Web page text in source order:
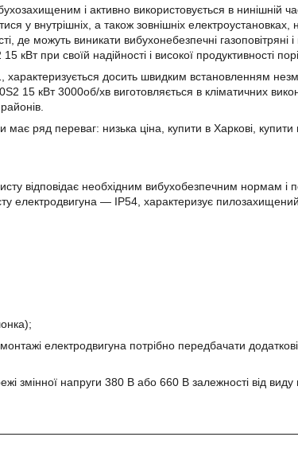
і активно використовується в нинішній
у внутрішніх, а також зовнішніх
де можуть виникати вибухонебезпечні газоповітряні і
кВт при своїй надійності і високої продуктивності
досить швидким встановленням
15 кВт 3000об/хв виготовляється в кліматичних
ряд переваг: низька ціна, купити в Харкові,
відповідає необхідним вибухобезпечним нормам і
електродвигуна ― IP54, характеризує
електродвигуна потрібно передбачати
змінної напруги 380 В або 660 В залежності від виду